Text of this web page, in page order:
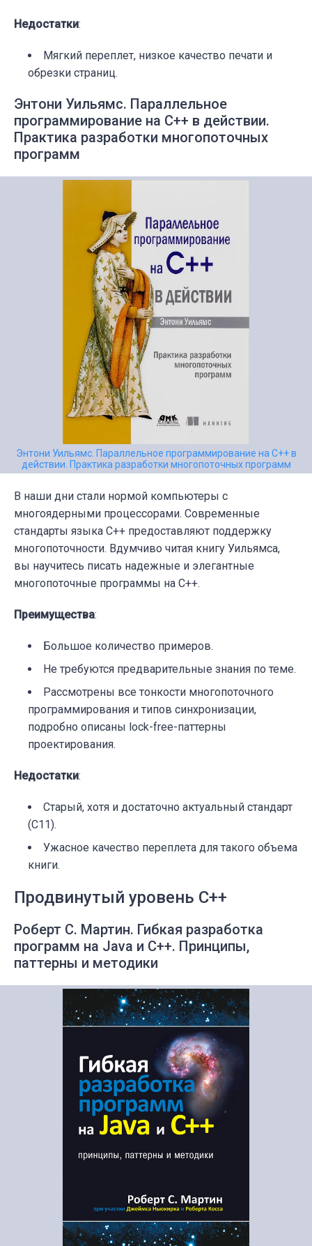
Недостатки:
Мягкий переплет, низкое качество печати и
обрезки страниц.
Энтони Уильямс. Параллельное
программирование на С++ в действии.
Практика разработки многопоточных
программ
Энтони Уильямс. Параллельное программирование на С++ в
действии. Практика разработки многопоточных программ
В наши дни стали нормой компьютеры с
многоядерными процессорами. Современные
стандарты языка C++ предоставляют поддержку
многопоточности. Вдумчиво читая книгу Уильямса,
вы научитесь писать надежные и элегантные
многопоточные программы на С++.
Преимущества:
Большое количество примеров.
Не требуются предварительные знания по теме.
Рассмотрены все тонкости многопоточного
программирования и типов синхронизации,
подробно описаны lock-free-паттерны
проектирования.
Недостатки:
Старый, хотя и достаточно актуальный стандарт
(С11).
Ужасное качество переплета для такого объема
книги.
Продвинутый уровень C++
Роберт C. Мартин. Гибкая разработка
программ на Java и C++. Принципы,
паттерны и методики